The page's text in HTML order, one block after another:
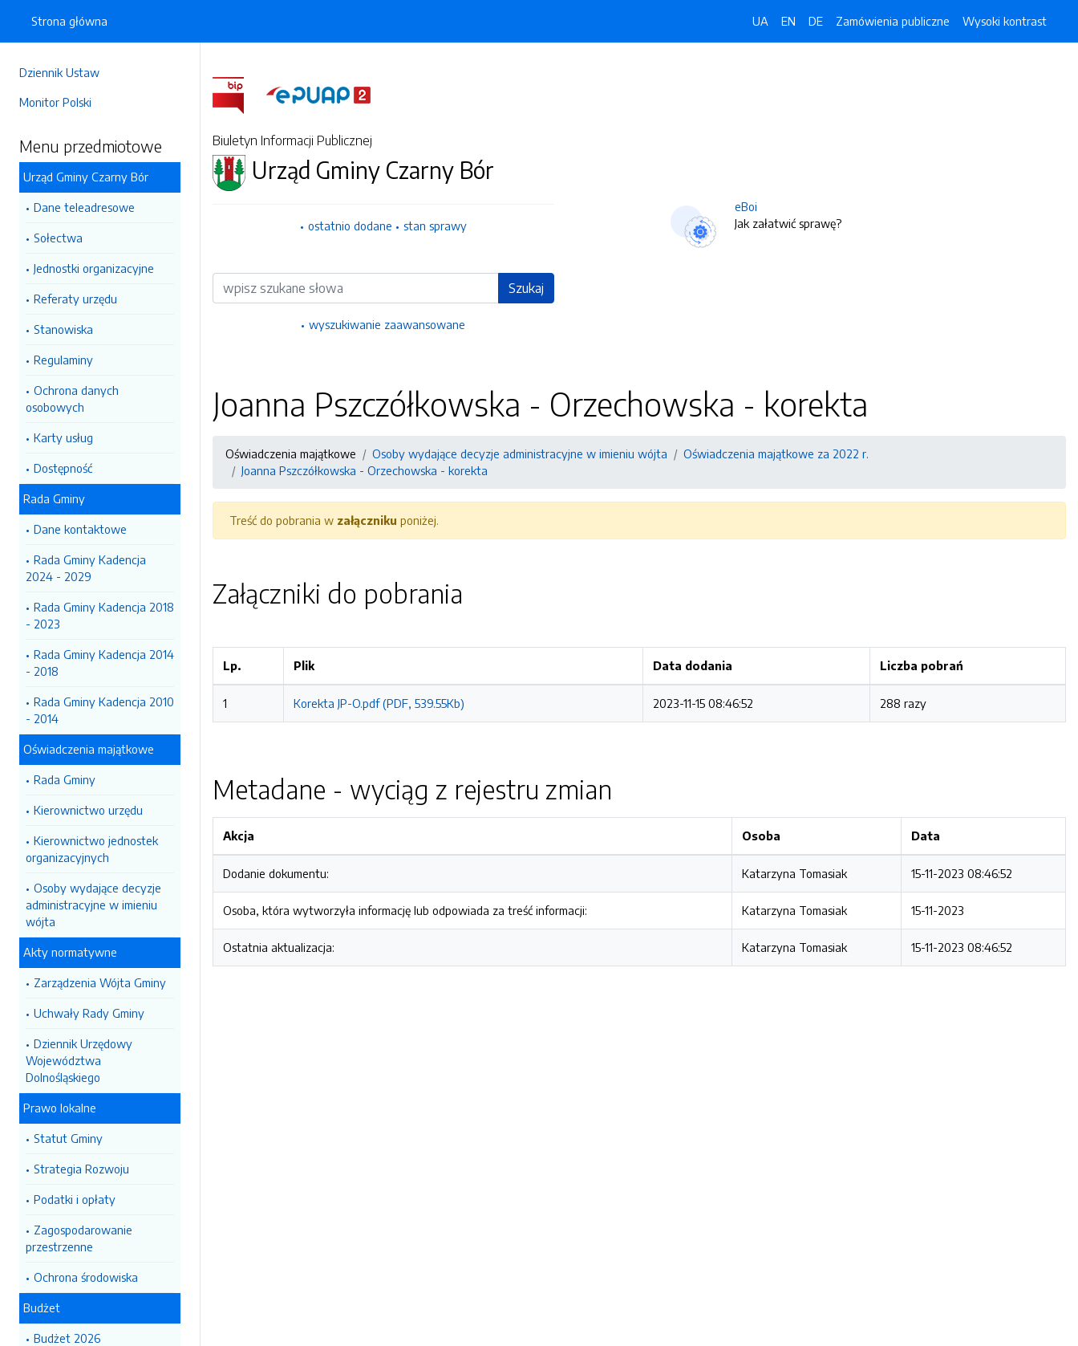
Dziennik Ustaw
Monitor Polski
Menu przedmiotowe
Urząd Gminy Czarny Bór
Dane teleadresowe
Sołectwa
Jednostki organizacyjne
Referaty urzędu
Stanowiska
Regulaminy
Ochrona danych
osobowych
Karty usług
Dostępność
Rada Gminy
Dane kontaktowe
Rada Gminy Kadencja
2024 - 2029
Rada Gminy Kadencja 2018
- 2023
Rada Gminy Kadencja 2014
- 2018
Rada Gminy Kadencja 2010
- 2014
Oświadczenia majątkowe
Rada Gminy
Kierownictwo urzędu
Kierownictwo jednostek
organizacyjnych
Osoby wydające decyzje
administracyjne w imieniu
wójta
Akty normatywne
Zarządzenia Wójta Gminy
Uchwały Rady Gminy
Dziennik Urzędowy
Województwa
Dolnośląskiego
Prawo lokalne
Statut Gminy
Strategia Rozwoju
Podatki i opłaty
Zagospodarowanie
przestrzenne
Ochrona środowiska
Budżet
Budżet 2026
Strona główna UA EN DE Zamówienia publiczne Wysoki kontrast
Biuletyn Informacji Publicznej
Urząd Gminy Czarny Bór
ostatnio dodane stan sprawy
Wyszukiwarka Szukaj
wyszukiwanie zaawansowane
eBoi
Jak załatwić sprawę?
Joanna Pszczółkowska - Orzechowska - korekta
Oświadczenia majątkowe Osoby wydające decyzje administracyjne w imieniu wójta
Oświadczenia majątkowe za 2022 r.
Joanna Pszczółkowska - Orzechowska - korekta
Treść do pobrania w załączniku poniżej.
Załączniki do pobrania
Lp. Plik Data dodania Liczba pobrań
1 Korekta JP-O.pdf (PDF, 539.55Kb) 2023-11-15 08:46:52 288 razy
Metadane - wyciąg z rejestru zmian
Akcja Osoba Data
Dodanie dokumentu: Katarzyna Tomasiak 15-11-2023 08:46:52
Osoba, która wytworzyła informację lub odpowiada za treść informacji: Katarzyna Tomasiak 15-11-2023
Ostatnia aktualizacja: Katarzyna Tomasiak 15-11-2023 08:46:52